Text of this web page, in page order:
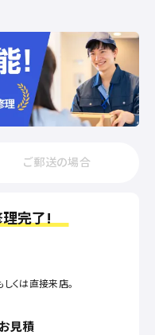
ご郵送の場合
完了!
くは直接来店。
見積